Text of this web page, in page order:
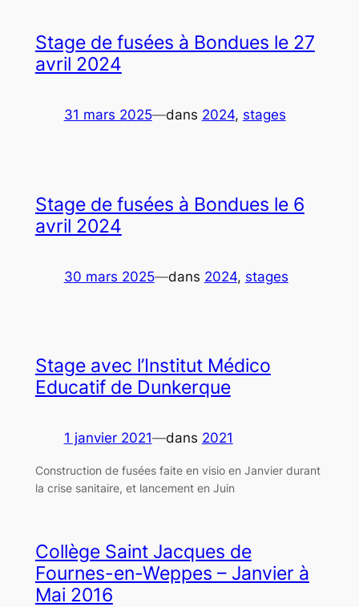
Stage de fusées à Bondues le 27
avril 2024
31 mars 2025—dans 2024, stages
Stage de fusées à Bondues le 6
avril 2024
30 mars 2025—dans 2024, stages
Stage avec l’Institut Médico
Educatif de Dunkerque
1 janvier 2021—dans 2021
Construction de fusées faite en visio en Janvier durant
la crise sanitaire, et lancement en Juin
Collège Saint Jacques de
Fournes-en-Weppes – Janvier à
Mai 2016